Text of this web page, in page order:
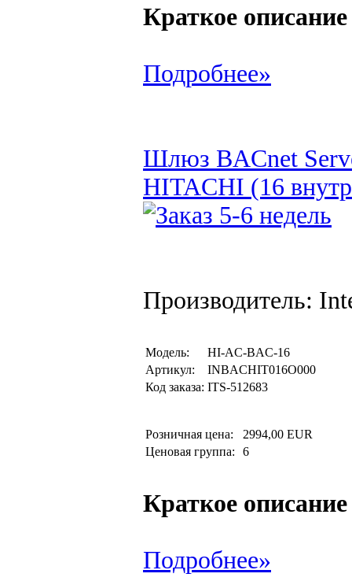
Краткое описание
Подробнее»
Шлюз BACnet
HITACHI (16
Производитель:
Модель:
HI-AC-BAC-16
Артикул:
INBACHIT016O000
Код заказа: ITS-512683
Розничная цена:
2994,00 EUR
Ценовая группа:
6
Краткое описание
Подробнее»